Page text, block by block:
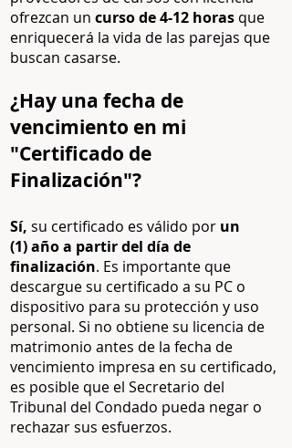
ofrezcan un curso de 4-12 horas que
enriquecerá la vida de las parejas que
buscan casarse.
¿Hay una fecha de
vencimiento en mi
"Certificado de
Finalización"?
Sí, su certificado es válido por un
(1)año a partir del día de
finalización. Es importante que
descargue su certificado a su PC o
dispositivo para su protección y uso
personal. Si no obtiene su licencia de
matrimonio antes de la fecha de
vencimiento impresa en su certificado,
es posible que el Secretario del
Tribunal del Condado pueda negar o
rechazar sus esfuerzos.